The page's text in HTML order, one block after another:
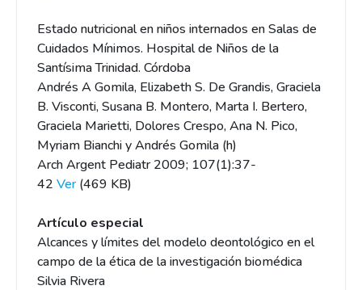
Estado nutricional en niños internados en Salas de
Cuidados Mínimos. Hospital de Niños de la
Santísima Trinidad. Córdoba
Andrés A Gomila, Elizabeth S. De Grandis, Graciela
B. Visconti, Susana B. Montero, Marta I. Bertero,
Graciela Marietti, Dolores Crespo, Ana N. Pico,
Myriam Bianchi y Andrés Gomila (h)
Arch Argent Pediatr 2009; 107(1):37-
42 Ver(469 KB)
Artículo especial
Alcances y límites del modelo deontológico en el
campo de la ética de la investigación biomédica
Silvia Rivera